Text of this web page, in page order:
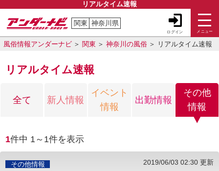
リアルタイム速報
関東 神奈川県
ログイン メニュー
風俗情報アンダーナビ 関東 神奈川の風俗 リアルタイム速報
リアルタイム速報
全て 新人情報
イベント
情報
出勤情報
その他
情報
1件中 1～1件を表示
その他情報 2019/06/03 02:30 更新